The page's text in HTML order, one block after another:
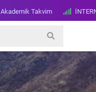
Akademik Takvim